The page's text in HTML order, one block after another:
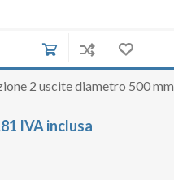
2 uscite diametro 500 mm
IVA inclusa